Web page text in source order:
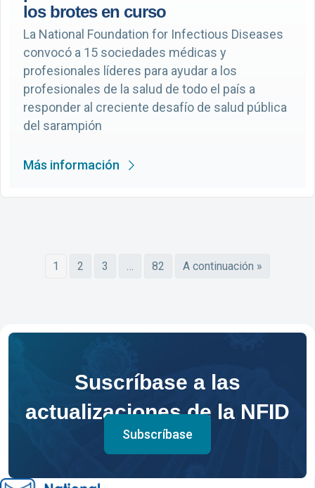
los brotes en curso
La National Foundation for Infectious Diseases
convocó a 15 sociedades médicas y
profesionales líderes para ayudar a los
profesionales de la salud de todo el país a
responder al creciente desafío de salud pública
del sarampión
Más información
1 2 3 … 82 A continuación »
Suscríbase a las
actualizaciones de la NFID
Subscríbase